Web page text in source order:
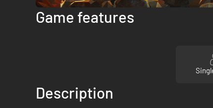
Game features
Description